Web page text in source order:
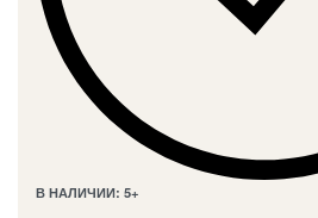
В НАЛИЧИИ: 5+